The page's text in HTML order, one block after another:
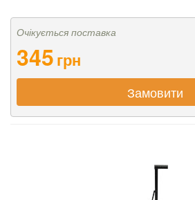
Очікується поставка
345грн
Замовити